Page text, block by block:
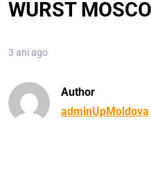
WURST
3 ani ago
Author
adminUpMoldova